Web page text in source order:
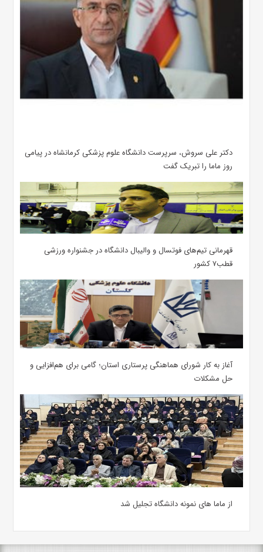
دکتر علی سروش، سرپرست دانشگاه علوم پزشکی کرمانشاه در پیامی
روز ماما را تبریک گفت
قهرمانی تیم‌های فوتسال و والیبال دانشگاه در جشنواره ورزشی
قطب۷ کشور
آغاز به کار شورای هماهنگی پرستاری استان؛ گامی برای هم‌افزایی و
حل مشکلات
از ماما های نمونه دانشگاه تجلیل شد